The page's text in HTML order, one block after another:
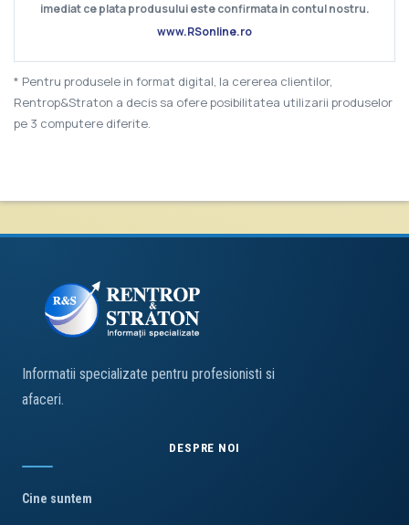
imediat ce plata produsului este confirmata in contul nostru.
www.RSonline.ro
* Pentru produsele in format digital, la cererea clientilor,
Rentrop&Straton a decis sa ofere posibilitatea utilizarii produselor
pe 3 computere diferite.
Informatii specializate pentru profesionisti si
afaceri.
DESPRE NOI
Cine suntem